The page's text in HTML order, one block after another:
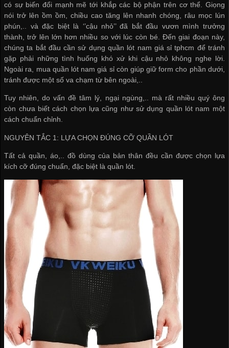
có sự biến đổi mạnh mẽ tới khắp các bộ phận trên cơ thể. Giọng
nói trở lên ồm ồm, chiều cao tăng lên nhanh chóng, râu mọc lún
phún,.. và đặc biệt là ‘’cậu nhỏ’’ đã bắt đầu vươn mình trưởng
thành, trở lên lớn hơn nhiều so với lúc còn bé. Đến giai đoạn này,
chúng ta bắt đầu cần sử dụng quần lót nam giá sỉ tphcm để tránh
gặp phải những tình huống khó xử khi cậu nhỏ không nghe lời.
Ngoài ra, mua quần lót nam giá sỉcòn giúp giữ form cho phần dưới,
tránh được một số va chạm từ bên ngoài,..
Tuy nhiên, do vấn đề tâm lý, ngại ngùng,.. mà rất nhiều quý ông
còn chưa biết cách chọn lựa cũng như sử dụng quần lót nam một
cách chuẩn chỉnh.
NGUYÊN TẮC 1: LỰA CHỌN ĐÚNG CỠ QUẦN LÓT
Tất cả quần, áo,.. đồ dùng của bản thân đều cần được chọn lựa
kích cỡ đúng chuẩn, đặc biệt là quần lót.